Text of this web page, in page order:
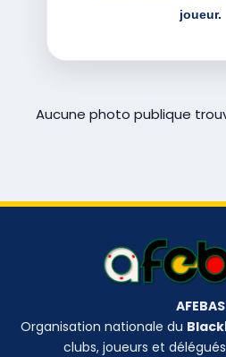
joueur.
Aucune photo publique
AFEBAS
Organisation nationale du
clubs, joueurs et